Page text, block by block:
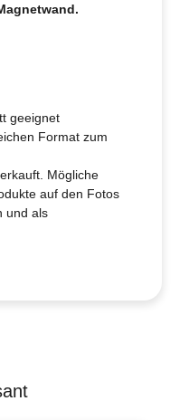
geeignet
Format zum
Mögliche
auf den Fotos
und als